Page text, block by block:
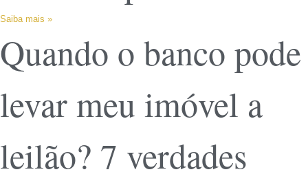
Saiba mais »
Quando o banco pode
levar meu imóvel a
leilão? 7 verdades